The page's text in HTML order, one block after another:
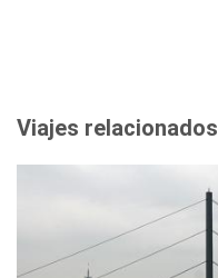
Viajes relacionados